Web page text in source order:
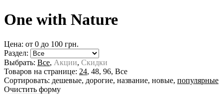
One with Nature
Цена: от 0 до 100 грн.
Раздел:
Выбрать: Все, Акции, Скидки
Товаров на странице: 24, 48, 96, Все
Сортировать: дешевые, дорогие, название, новые, популярные
Очистить форму